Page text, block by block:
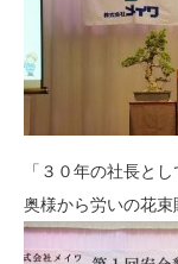
「３０年の社長と
奥様から労いの花束